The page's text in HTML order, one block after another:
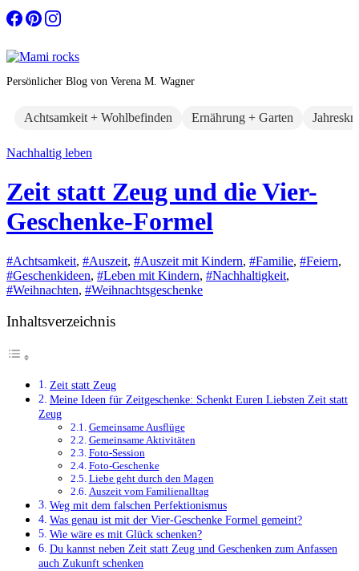
Zum
Inhalt
Persönlicher Blog von Verena M. Wagner
Achtsamkeit + Wohlbefinden Ernährung + Garten
Nachhaltig leben
Zeit statt Zeug und die Vier-
Geschenke-Formel
#Achtsamkeit, #Auszeit, #Auszeit mit Kindern, #Familie, #Feiern,
#Geschenkideen, #Leben mit Kindern, #Nachhaltigkeit,
#Weihnachten, #Weihnachtsgeschenke
Inhaltsverzeichnis
Zeit statt Zeug
Meine Ideen für Zeitgeschenke: Schenkt Euren Liebsten Zeit statt
Zeug
Gemeinsame Ausflüge
Gemeinsame Aktivitäten
Foto-Session
Foto-Geschenke
Liebe geht durch den Magen
Auszeit vom Familienalltag
Weg mit dem falschen Perfektionismus
Was genau ist mit der Vier-Geschenke Formel gemeint?
Wie wäre es mit Glück schenken?
Du kannst neben Zeit statt Zeug und Geschenken zum Anfassen
auch Zukunft schenken